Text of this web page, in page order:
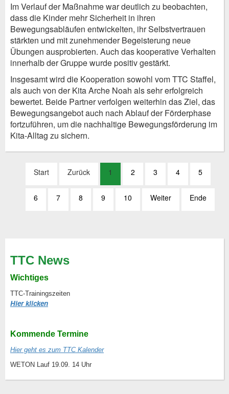
Im Verlauf der Maßnahme war deutlich zu beobachten,
dass die Kinder mehr Sicherheit in ihren
Bewegungsabläufen entwickelten, ihr Selbstvertrauen
stärkten und mit zunehmender Begeisterung neue
Übungen ausprobierten. Auch das kooperative Verhalten
innerhalb der Gruppe wurde positiv gestärkt.
Insgesamt wird die Kooperation sowohl vom TTC Staffel,
als auch von der Kita Arche Noah als sehr erfolgreich
bewertet. Beide Partner verfolgen weiterhin das Ziel, das
Bewegungsangebot auch nach Ablauf der Förderphase
fortzuführen, um die nachhaltige Bewegungsförderung im
Kita-Alltag zu sichern.
Start Zurück 1 2 3 4 5
6 7 8 9 10 Weiter Ende
TTC News
Wichtiges
TTC-Trainingszeiten
Hier klicken
Kommende Termine
Hier geht es zum TTC Kalender
WETON Lauf 19.09. 14 Uhr